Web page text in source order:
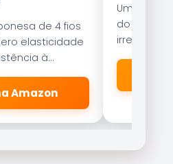
de 4 fios
elasticidade
à
suavemente
Amazon
Uma das
do Brasil.
irresistível
Robalo.